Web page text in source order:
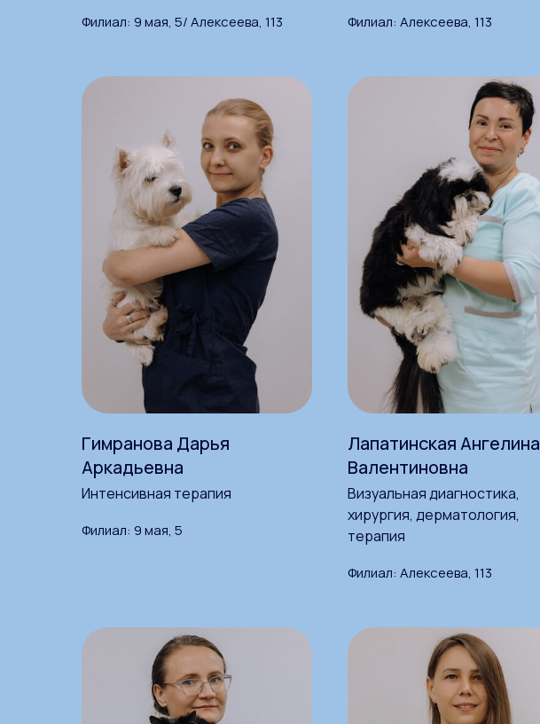
Филиал: 9 мая, 5/ Алексеева, 113 Филиал: Алексеева, 113
Гимранова Дарья
Аркадьевна
Интенсивная терапия
Филиал: 9 мая, 5
Лапатинская Ангелина
Валентиновна
Визуальная диагностика,
хирургия, дерматология,
терапия
Филиал: Алексеева, 113